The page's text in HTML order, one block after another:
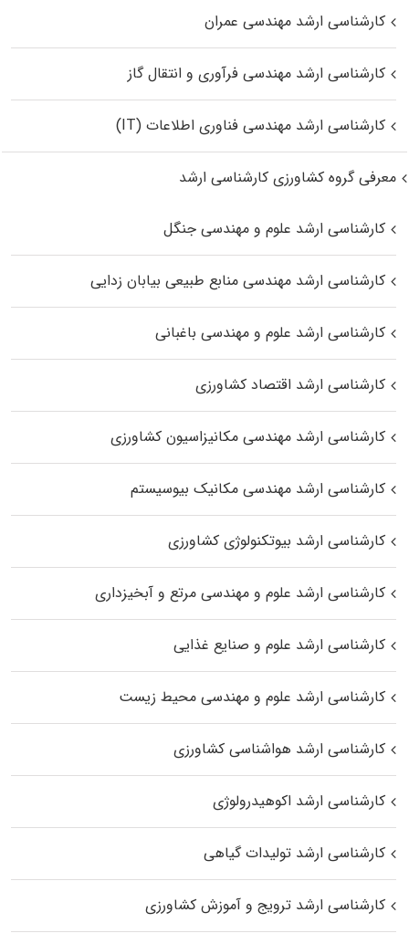
کارشناسی ارشد مهندسی عمران
کارشناسی ارشد مهندسی فرآوری و انتقال گاز
کارشناسی ارشد مهندسی فناوری اطلاعات (IT)
معرفی گروه کشاورزی کارشناسی ارشد
کارشناسی ارشد علوم و مهندسی جنگل
کارشناسی ارشد مهندسی منابع طبیعی بیابان زدایی
کارشناسی ارشد علوم و مهندسی باغبانی
کارشناسی ارشد اقتصاد کشاورزی
کارشناسی ارشد مهندسی مکانیزاسیون کشاورزی
کارشناسی ارشد مهندسی مکانیک بیوسیستم
کارشناسی ارشد بیوتکنولوژی کشاورزی
کارشناسی ارشد علوم و مهندسی مرتع و آبخیزداری
کارشناسی ارشد علوم و صنایع غذایی
کارشناسی ارشد علوم و مهندسی محیط زیست
کارشناسی ارشد هواشناسی کشاورزی
کارشناسی ارشد اکوهیدرولوژی
کارشناسی ارشد تولیدات گیاهی
کارشناسی ارشد ترویج و آموزش کشاورزی